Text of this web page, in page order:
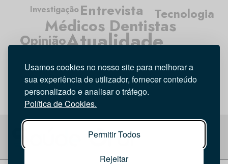
Usamos cookies no nosso site para melhorar a
sua experiência de utilizador, fornecer conteúdo
personalizado e analisar o tráfego.
Política de Cookies.
Permitir Todos
Rejeitar
Atualidade
Médicos Dentistas
Higiene Oral
Entrevista
Opinião
Tecnologia
Investigação